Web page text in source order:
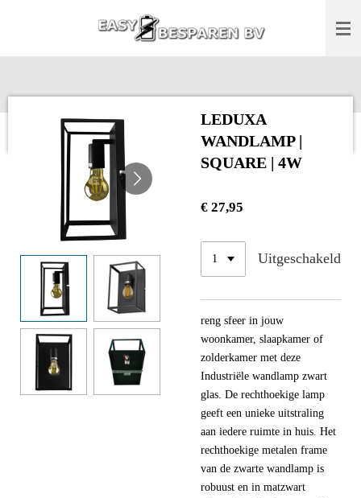
LEDUXA
WANDLAMP |
SQUARE | 4W
€ 27,95
Uitgeschakeld
reng sfeer in jouw
woonkamer, slaapkamer of
zolderkamer met deze
Industriële wandlamp zwart
glas. De rechthoekige lamp
geeft een unieke uitstraling
aan iedere ruimte in huis. Het
rechthoekige metalen frame
van de zwarte wandlamp is
robuust en in matzwart